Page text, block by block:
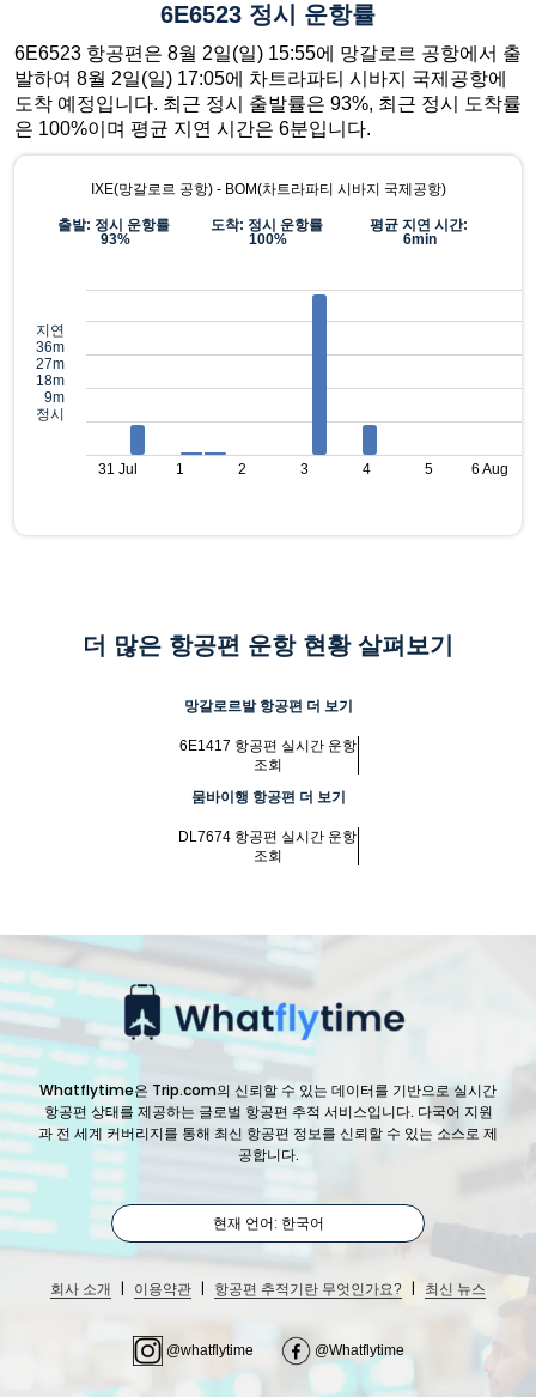
6E6523 정시 운항률
6E6523 항공편은 8월 2일(일) 15:55에 망갈로르 공항에서 출
발하여 8월 2일(일) 17:05에 차트라파티 시바지 국제공항에
도착 예정입니다. 최근 정시 출발률은 93%, 최근 정시 도착률
은 100%이며 평균 지연 시간은 6분입니다.
IXE(망갈로르 공항) - BOM(차트라파티 시바지 국제공항)
출발: 정시 운항률
93%
도착: 정시 운항률
100%
평균 지연 시간:
6min
지연
36m
27m
18m
9m
정시
31 Jul 1 2 3 4 5 6 Aug
더 많은 항공편 운항 현황 살펴보기
망갈로르발 항공편 더 보기
6E1417 항공편 실시간 운항
조회
뭄바이행 항공편 더 보기
DL7674 항공편 실시간 운항
조회
Whatflytime은 Trip.com의 신뢰할 수 있는 데이터를 기반으로 실시간
항공편 상태를 제공하는 글로벌 항공편 추적 서비스입니다. 다국어 지원
과 전 세계 커버리지를 통해 최신 항공편 정보를 신뢰할 수 있는 소스로 제
공합니다.
현재 언어: 한국어
회사 소개 | 이용약관 | 항공편 추적기란 무엇인가요? | 최신 뉴스
@whatflytime @Whatflytime